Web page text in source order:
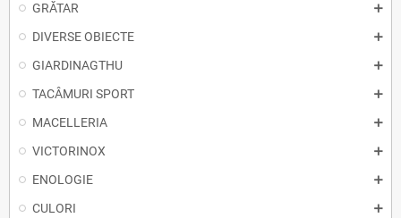
GRĂTAR
DIVERSE OBIECTE
GIARDINAGTHU
TACÂMURI SPORT
MACELLERIA
VICTORINOX
ENOLOGIE
CULORI